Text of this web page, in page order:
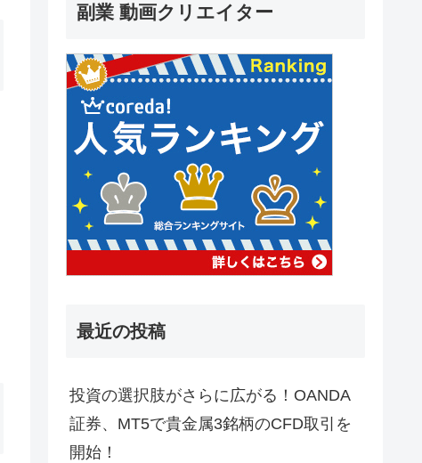
副業 動画クリエイター
最近の投稿
投資の選択肢がさらに広がる！OANDA
証券、MT5で貴金属3銘柄のCFD取引を
開始！